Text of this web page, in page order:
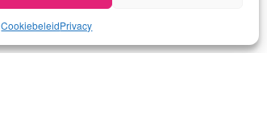
CookiebeleidPrivacy